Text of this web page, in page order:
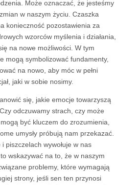
Może oznaczać, że jesteśmy
w naszym życiu. Czaszka
konieczność pozostawienia za
wzorców myślenia i działania,
na nowe możliwości. W tym
mogą symbolizować fundamenty,
na nowo, aby móc w pełni
jaki w sobie nosimy.
się, jakie emocje towarzyszą
odczuwamy strach, czy może
być kluczem do zrozumienia,
umysły próbują nam przekazać.
piszczelach wywołuje w nas
wskazywać na to, że w naszym
problemy, które wymagają
strony, jeśli sen ten przynosi